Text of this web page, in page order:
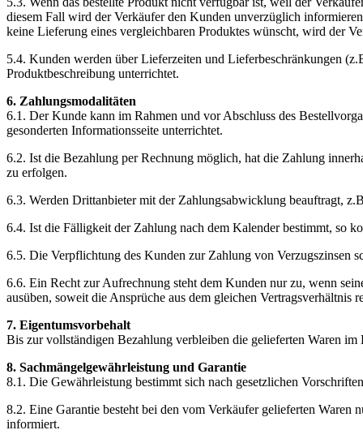
diesem Fall wird der Verkäufer den Kunden unverzüglich
keine Lieferung eines vergleichbaren Produktes wünscht, wird der
5.4. Kunden werden über Lieferzeiten und Lieferbeschränkungen
Produktbeschreibung unterrichtet.
6. Zahlungsmodalitäten
6.1. Der Kunde kann im Rahmen und vor Abschluss des
gesonderten Informationsseite unterrichtet.
6.2. Ist die Bezahlung per Rechnung möglich, hat die Zahlung
zu erfolgen.
6.3. Werden Drittanbieter mit der Zahlungsabwicklung beauftragt,
6.4. Ist die Fälligkeit der Zahlung nach dem Kalender bestimmt, so
6.5. Die Verpflichtung des Kunden zur Zahlung von Verzugszinsen
6.6. Ein Recht zur Aufrechnung steht dem Kunden nur zu, wenn
ausüben, soweit die Ansprüche aus dem gleichen Vertragsverhältnis
7. Eigentumsvorbehalt
Bis zur vollständigen Bezahlung verbleiben die gelieferten Waren im
8. Sachmängelgewährleistung und Garantie
8.1. Die Gewährleistung bestimmt sich nach gesetzlichen
8.2. Eine Garantie besteht bei den vom Verkäufer gelieferten
informiert.